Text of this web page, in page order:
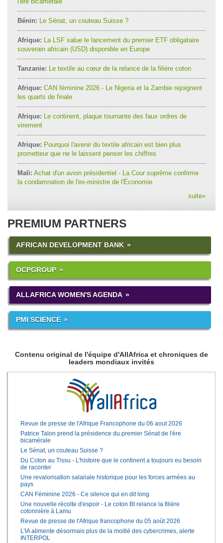
Bénin: Le Sénat, un couteau Suisse ?
Afrique: La LSF salue le lancement du premier ETF obligataire
souverain africain (USD) disponible en Europe
Tanzanie: Le textile au cœur de la relance de la filière coton
Afrique: CAN féminine 2026 - Le Nigeria et la Zambie rejoignent
les quarts de finale
Afrique: Le continent, plaque tournante des faux ordres de
virement
Afrique: Pourquoi l'avenir du textile africain est bien plus
prometteur que ne le laissent penser les chiffres
Mali: Achat d'un avion présidentiel - La Cour suprême confirme
la condamnation de l'ex-ministre de l'Économie
suite»
PREMIUM PARTNERS
AFRICAN DEVELOPMENT BANK
OCPGROUP
ALLAFRICA WOMEN'S AGENDA
PMI SCIENCE
Contenu original de l'équipe d'AllAfrica et chroniques de
leaders mondiaux invités
Revue de presse de l'Afrique Francophone du 06 aout 2026
Patrice Talon prend la présidence du premier Sénat de l'ère
bicamérale
Le Sénat, un couteau Suisse ?
Du Coton au Tissu - L'histoire que le continent a toujours eu besoin
de raconter
Une revalorisation salariale historique pour les forces armées au
pays
CAN Féminine 2026 - Ce silence qui en dit long
Une nouvelle récolte d'espoir - Le coton Bt relance la filière
cotonnière à Lamu
Revue de presse de l'Afrique francophone du 05 août 2026
L'IA alimente désormais plus de la moitié des cybercrimes, alerte
INTERPOL